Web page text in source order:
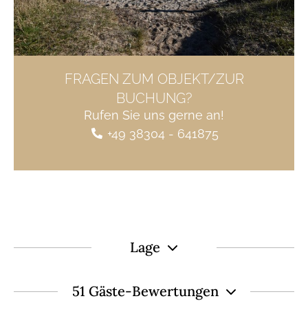
FRAGEN ZUM OBJEKT/ZUR
BUCHUNG?
Rufen Sie uns gerne an!
+49 38304 - 641875
Lage
51 Gäste-Bewertungen